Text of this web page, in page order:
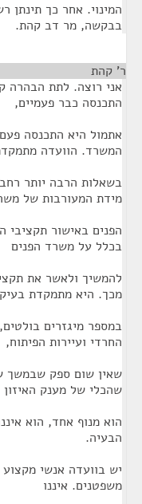
המינוי. אחר כך תינתן
בבקשה, מר דב קהת.
ר' קהת
אני רוצה. לתת הבהרה
התכנסה כבר פעמיים,
אתמול היא התכנסה
המשרד. הוועדה
בשאלות הרבה יותר
מידת המעורבות של
הפנים באישור תקציבי
בכלל על משרד הפנים
להמשיך ולאשר את
מכך. היא מתמקדת
במספר מיגזרים
החרדי ועיירות הפיתוח,
שאין שום ספק שבמשך
שהכלי של מענק האיזון
הוא מנוף אחד, הוא
הבעיה.
יש בוועדה אנשי
משפטנים. איננו